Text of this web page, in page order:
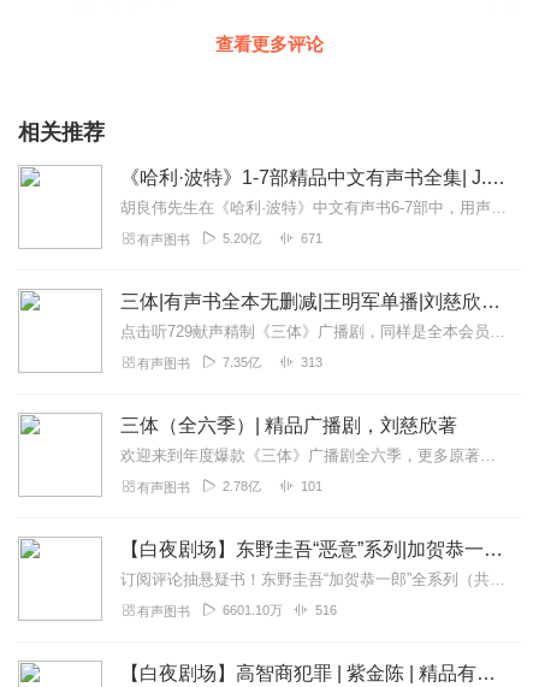
就找到了这个ebc5听了好久。到后来，也没了。那个时候，
2023-12-23 3
厌世小欢儿
2023-01-04 1
挑剔听
伤到眼睛，只能听有声小说，在听中国声音中，听到个
EBC5-5a26房主丰帆播讲的鬼吹灯，刚开始的时候，有些听不
惯平淡的语调，但是听久了，还听上瘾了，有一种独特的魅
复复听了很多遍，别的主播讲的，都听不进去了，听着主播
琳主播的小说，代入感不强，总是听不进去，不知道是语速
说吧，永远支持你
查看更多评论
相关推荐
《哈利·波特》1-7部精品中文有声书全集| J.K.罗琳原著，光合积木演播
胡良伟先生在《哈利·波特》中文有声书6-7部中，用声音带领着大家继续魔法之旅。为保证作品的一致性，给大家带来完整的魔法体验，我们与版权方PottermoreP...
有声图书 5.20亿 671
三体|有声书全本无删减|王明军单播|刘慈欣原著
点击听729献声精制《三体》广播剧，同样是全本会员免费畅听，快来感受声音大戏的魅力！【购买须知】1、本作品部分集数为免费试听。2、版权归原作者所有，严禁翻录成任...
有声图书 7.35亿 313
三体（全六季）| 精品广播剧，刘慈欣著
欢迎来到年度爆款《三体》广播剧全六季，更多原著细节，全集畅听！【购买须知】1、本作品为付费广播剧《三体（全六季）》，定价198元，购买成功后即可收听。VIP会员...
有声图书 2.78亿 101
【白夜剧场】东野圭吾“恶意”系列|加贺恭一郎全11部
订阅评论抽悬疑书！东野圭吾“加贺恭一郎”全系列（共11部）11.30正式上线白夜剧场，第一部《祈祷落幕时》率先发布！即日起～12.20日24点前，专辑评论点赞...
有声图书 6601.10万 516
【白夜剧场】高智商犯罪 | 紫金陈 | 精品有声剧